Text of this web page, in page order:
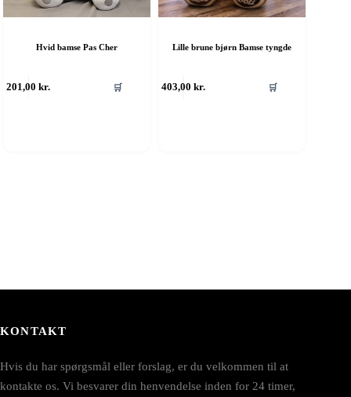
Hvid bamse Pas Cher
201,00kr. 🛒
Lille brune bjørn Bamse tyngde
403,00kr. 🛒
KONTAKT
Hvis du har spørgsmål eller forslag, er du velkommen til at
kontakte os. Vi besvarer din henvendelse inden for 24 timer,